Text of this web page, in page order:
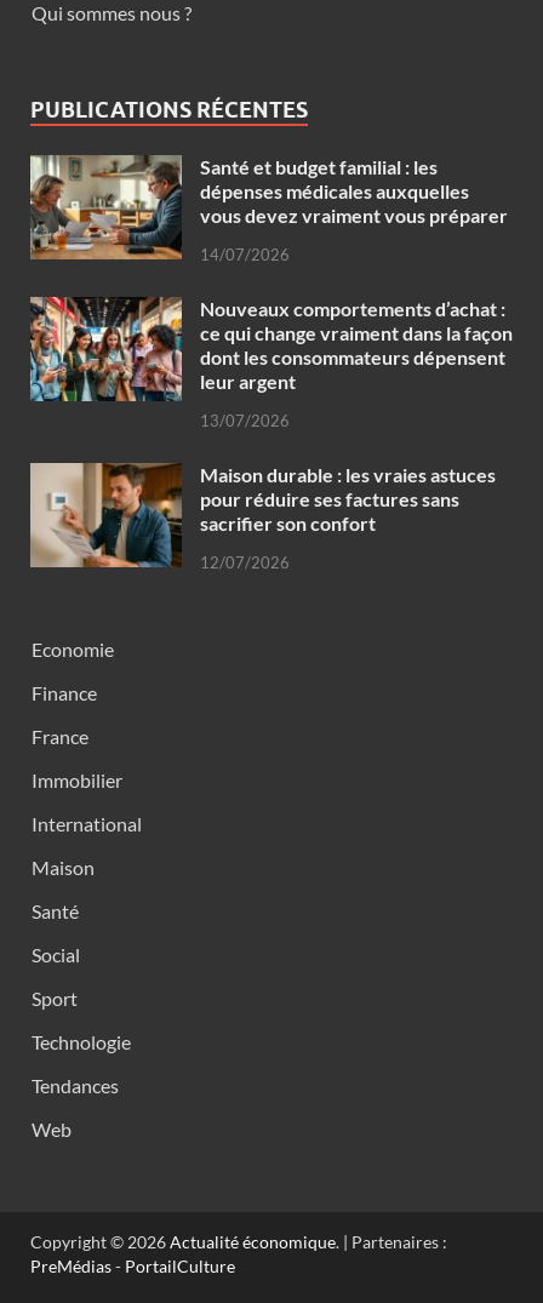
Qui sommes nous ?
PUBLICATIONS RÉCENTES
Santé et budget familial : les
dépenses médicales auxquelles
vous devez vraiment vous préparer
14/07/2026
Nouveaux comportements d’achat :
ce qui change vraiment dans la façon
dont les consommateurs dépensent
leur argent
13/07/2026
Maison durable : les vraies astuces
pour réduire ses factures sans
sacrifier son confort
12/07/2026
Economie
Finance
France
Immobilier
International
Maison
Santé
Social
Sport
Technologie
Tendances
Web
Copyright © 2026Actualité économique. | Partenaires :
PreMédias- PortailCulture